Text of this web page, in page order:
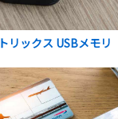
トリックス USBメモリ